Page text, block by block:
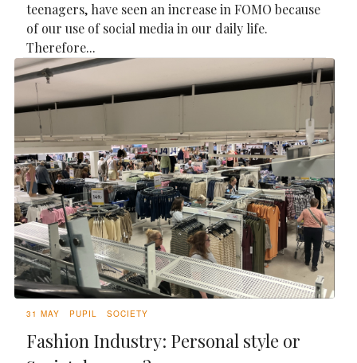
teenagers, have seen an increase in FOMO because
of our use of social media in our daily life.
Therefore...
31 MAY PUPIL SOCIETY
Fashion Industry: Personal style or